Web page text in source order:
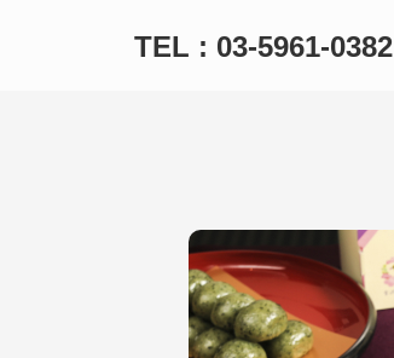
TEL : 03-5961-0382